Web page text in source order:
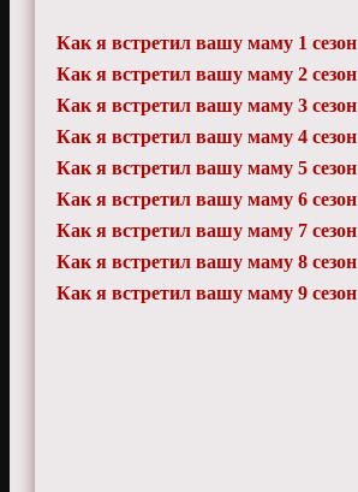
Как я встретил вашу маму 1 сезон
Как я встретил вашу маму 2 сезон
Как я встретил вашу маму 3 сезон
Как я встретил вашу маму 4 сезон
Как я встретил вашу маму 5 сезон
Как я встретил вашу маму 6 сезон
Как я встретил вашу маму 7 сезон
Как я встретил вашу маму 8 сезон
Как я встретил вашу маму 9 сезон